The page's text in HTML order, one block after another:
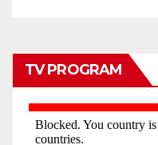
TV PROGRAM